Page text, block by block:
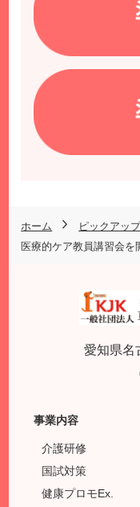
ホーム
ピックアッ
医療的ケア教員講習会を
愛知県名
事業内容
介護研修
国試対策
健康プロモEx.